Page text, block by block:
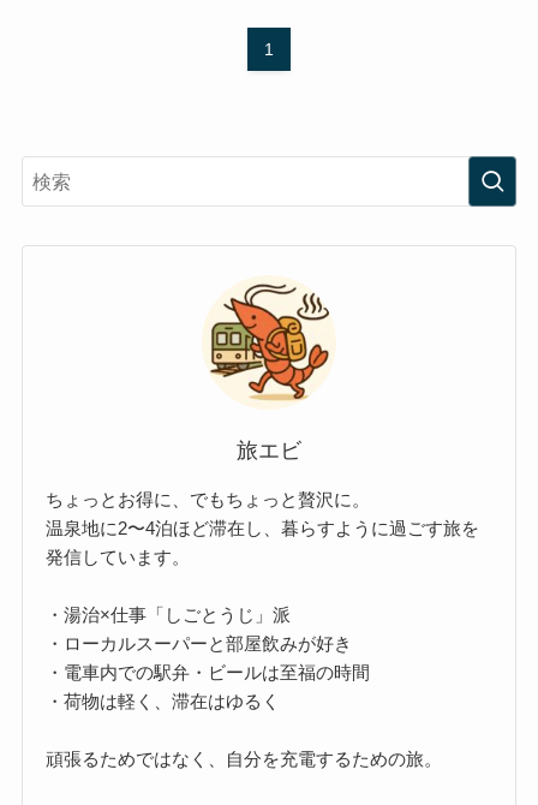
1
旅エビ
ちょっとお得に、でもちょっと贅沢に。
温泉地に2〜4泊ほど滞在し、暮らすように過ごす旅を
発信しています。
・湯治×仕事「しごとうじ」派
・ローカルスーパーと部屋飲みが好き
・電車内での駅弁・ビールは至福の時間
・荷物は軽く、滞在はゆるく
頑張るためではなく、自分を充電するための旅。